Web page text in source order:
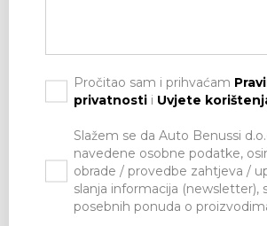
Pročitao sam i prihvaćam
privatnosti i Uvjete
Slažem se da Auto Benussi
navedene osobne podatke,
obrade / provedbe zahtjeva /
slanja informacija (newsletter),
posebnih ponuda o